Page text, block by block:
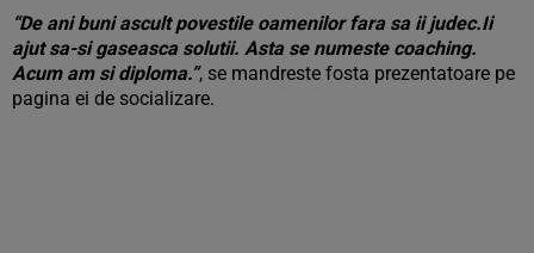
“De ani buni ascult povestile oamenilor fara sa ii judec.Ii
ajut sa-si gaseasca solutii. Asta se numeste coaching.
Acum am si diploma.”, se mandreste fosta prezentatoare pe
pagina ei de socializare.